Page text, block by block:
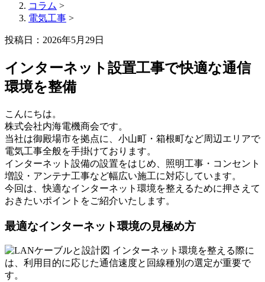
コラム >
電気工事 >
投稿日：2026年5月29日
インターネット設置工事で快適な通信
環境を整備
こんにちは。
株式会社内海電機商会です。
当社は御殿場市を拠点に、小山町・箱根町など周辺エリアで
電気工事全般を手掛けております。
インターネット設備の設置をはじめ、照明工事・コンセント
増設・アンテナ工事など幅広い施工に対応しています。
今回は、快適なインターネット環境を整えるために押さえて
おきたいポイントをご紹介いたします。
最適なインターネット環境の見極め方
インターネット環境を整える際に
は、利用目的に応じた通信速度と回線種別の選定が重要で
す。